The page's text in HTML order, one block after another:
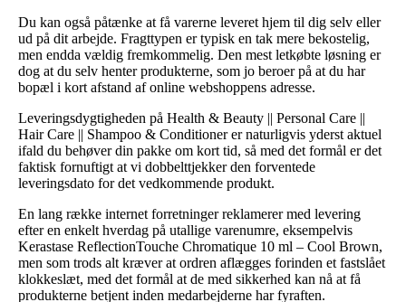
Du kan også påtænke at få varerne leveret hjem til dig selv eller
ud på dit arbejde. Fragttypen er typisk en tak mere bekostelig,
men endda vældig fremkommelig. Den mest letkøbte løsning er
dog at du selv henter produkterne, som jo beroer på at du har
bopæl i kort afstand af online webshoppens adresse.
Leveringsdygtigheden på Health & Beauty || Personal Care ||
Hair Care || Shampoo & Conditioner er naturligvis yderst aktuel
ifald du behøver din pakke om kort tid, så med det formål er det
faktisk fornuftigt at vi dobbelttjekker den forventede
leveringsdato for det vedkommende produkt.
En lang række internet forretninger reklamerer med levering
efter en enkelt hverdag på utallige varenumre, eksempelvis
Kerastase ReflectionTouche Chromatique 10 ml – Cool Brown,
men som trods alt kræver at ordren aflægges forinden et fastslået
klokkeslæt, med det formål at de med sikkerhed kan nå at få
produkterne betjent inden medarbejderne har fyraften.